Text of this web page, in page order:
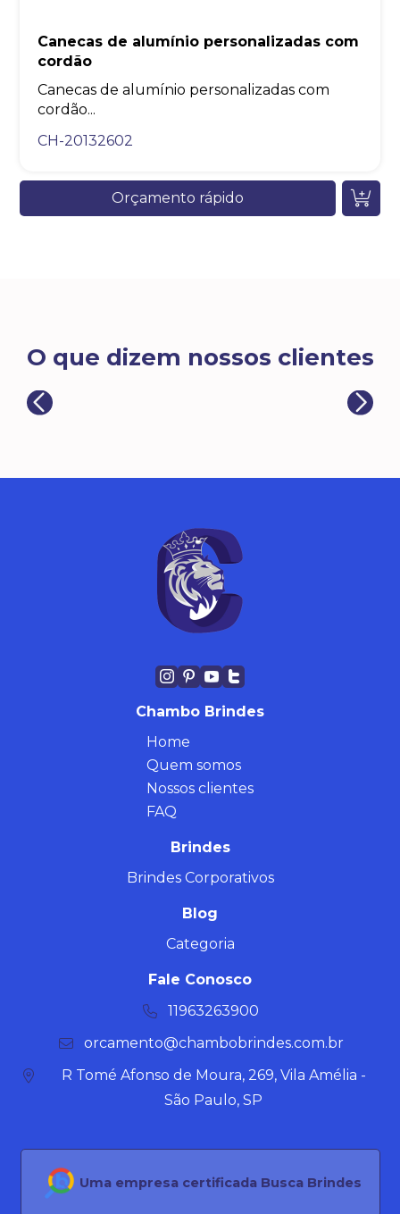
Canecas de alumínio personalizadas com
cordão
Canecas de alumínio personalizadas com
cordão...
CH-20132602
Orçamento rápido
O que dizem nossos clientes
Chambo Brindes
Home
Quem somos
Nossos clientes
FAQ
Brindes
Brindes Corporativos
Blog
Categoria
Fale Conosco
11963263900
orcamento@chambobrindes.com.br
R Tomé Afonso de Moura, 269, Vila Amélia -
São Paulo, SP
Uma empresa certificada Busca Brindes